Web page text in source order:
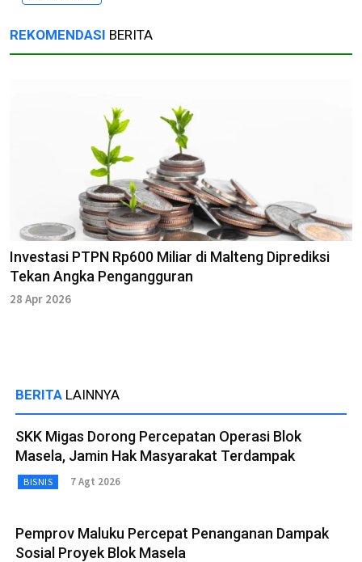
REKOMENDASI BERITA
Investasi PTPN Rp600 Miliar di Malteng Diprediksi
Tekan Angka Pengangguran
28 Apr 2026
BERITA LAINNYA
SKK Migas Dorong Percepatan Operasi Blok
Masela, Jamin Hak Masyarakat Terdampak
BISNIS 7 Agt 2026
Pemprov Maluku Percepat Penanganan Dampak
Sosial Proyek Blok Masela